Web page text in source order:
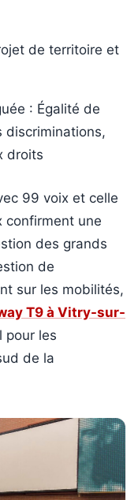
de territoire et
: Égalité de
discriminations,
droits
99 voix et celle
confirment une
des grands
de
sur les mobilités,
T9 à Vitry-sur-
pour les
de la